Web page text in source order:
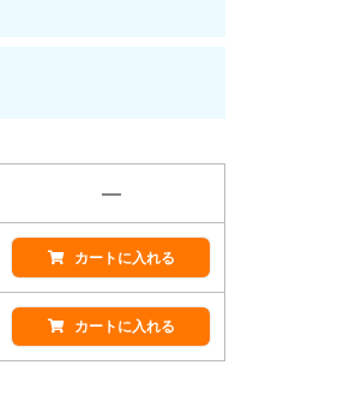
—
カートに入れる
カートに入れる